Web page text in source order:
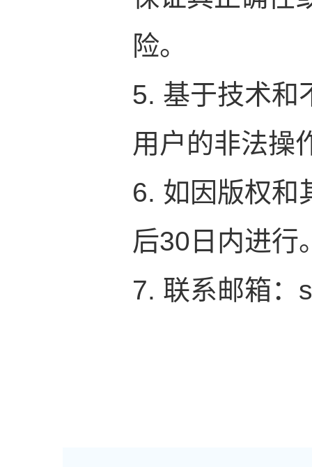
险。
5. 基于技术和
用户的非法操
6. 如因版权和
后30日内进行
7. 联系邮箱